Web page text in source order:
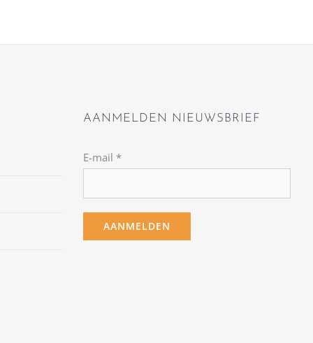
AANMELDEN NIEUWSBRIEF
E-mail *